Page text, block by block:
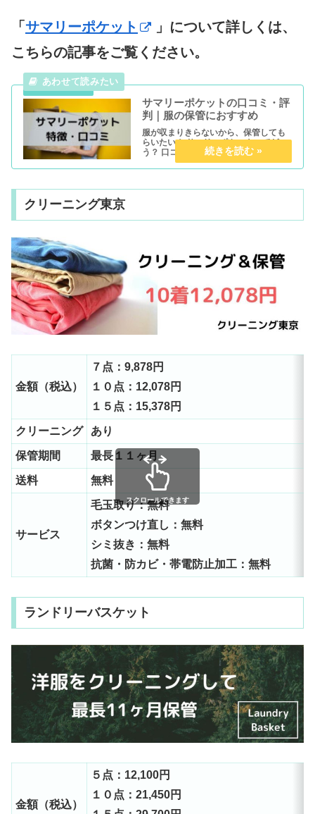
「サマリーポケット
」について詳しくは、
こちらの記事をご覧ください。
サマリーポケットの口コミ・評
判｜服の保管におすすめ
服が収まりきらないから、保管しても
らいたい！ サマリーポケットってど
う？ 口コミや評判も教えて欲しい！ こ
んな疑問にお答えします。 本記事で
は、衣服の保管のサービスを提供して
かりやすく解説しています。 靴の...
クリーニング東京
金額（税込）
７点：9,878円
１０点：12,078円
１５点：15,378円
クリーニング あり
保管期間 最長１１ヶ月
送料 無料
サービス
毛玉取り：無料
ボタンつけ直し：無料
シミ抜き：無料
抗菌・防カビ・帯電防止加工：無料
スクロールできます
ランドリーバスケット
金額（税込）
５点：12,100円
１０点：21,450円